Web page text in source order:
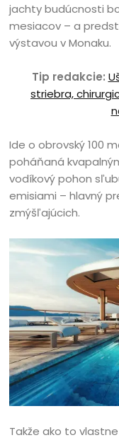
jachty budúcnosti
mesiacov – a
výstavou v Monaku.
Tip redakcie:
striebra,
Ide o obrovský 100
poháňaná
vodíkový pohon
emisiami – hlavný
zmýšľajúcich.
Takže ako to